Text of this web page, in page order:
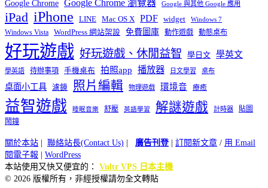
Google Chrome Google Chrome 瀏覽器 Google 與其他 Google 應用
iPad iPhone LINE Mac OS X PDF widget Windows 7
Windows Vista WordPress 網站架設 免費圖庫 動作遊戲 動態桌布
好玩遊戲 好玩遊戲、休閒益智 學日文 學英文
學英語 待辦事項 手機桌布 拍照app 播放器 日文學習 桌布
桌面小工具 濾鏡 照片編輯 物理遊戲 環境音 療癒
益智遊戲 睡眠音樂 舒壓 英語學習 解謎遊戲 計時器
貼圖
鬧鐘
關於本站 聯絡站長(Contact Us) 廣告刊登| 訂閱新文章 / 用 Email
閱電子報
WordPress
本站使用又快又便宜的： Vultr VPS 日本主機
© 2026 版權所有，非經授權請勿全文轉貼